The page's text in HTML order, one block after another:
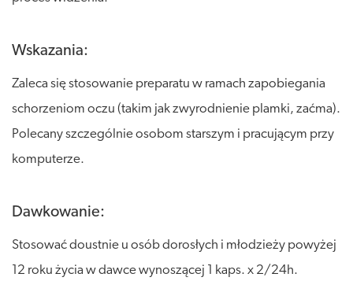
Wskazania:
Zaleca się stosowanie preparatu w ramach zapobiegania
schorzeniom oczu (takim jak zwyrodnienie plamki, zaćma).
Polecany szczególnie osobom starszym i pracującym przy
komputerze.
Dawkowanie:
Stosować doustnie u osób dorosłych i młodzieży powyżej
12 roku życia w dawce wynoszącej 1 kaps. x 2/24h.